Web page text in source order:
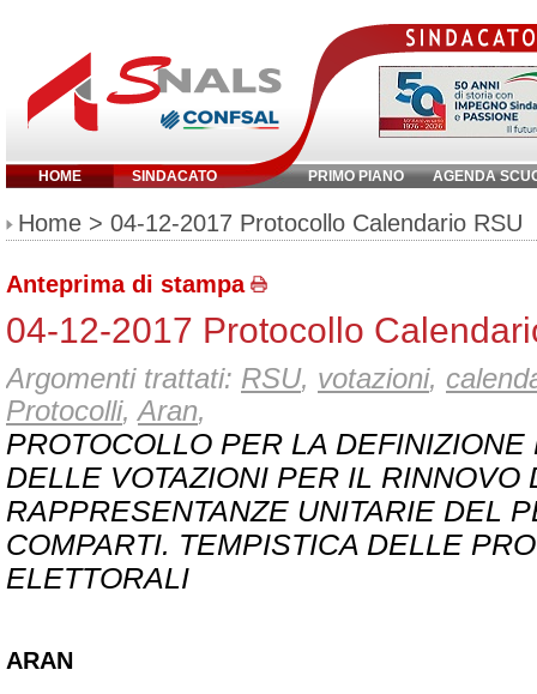
HOME SINDACATO PRIMO PIANO AGENDA
Inserisci parola chiave:
Home > 04-12-2017 Protocollo Calendario RSU
Anteprima di stampa
04-12-2017 Protocollo
Argomenti trattati: RSU, votazioni,
Protocolli,Aran,
PROTOCOLLO PER LA
DELLE VOTAZIONI PER IL RINNOVO
RAPPRESENTANZE UNITARIE DEL
COMPARTI. TEMPISTICA DELLE
ELETTORALI
ARAN